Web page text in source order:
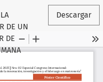
artículo
DE UN
DE
Descargar